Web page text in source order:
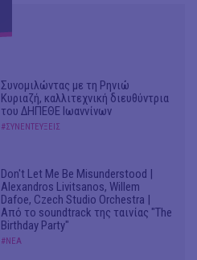
Συνομιλώντας με τη Ρηνιώ
Κυριαζή, καλλιτεχνική διευθύντρια
του ΔΗΠΕΘΕ Ιωαννίνων
#ΣΥΝΕΝΤΕΥΞΕΙΣ
Don't Let Me Be Misunderstood |
Alexandros Livitsanos, Willem
Dafoe, Czech Studio Orchestra |
Από το soundtrack της ταινίας "The
Birthday Party"
#ΝΕΑ